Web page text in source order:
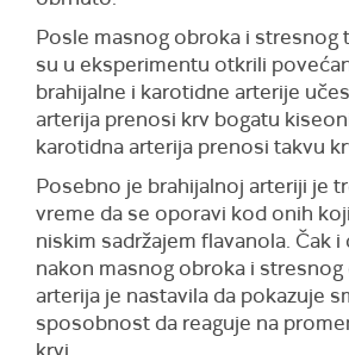
Posle masnog obroka i stresnog
su u eksperimentu otkrili
brahijalne i karotidne arterije
arterija prenosi krv bogatu
karotidna arterija prenosi takvu
Posebno je brahijalnoj arteriji je
vreme da se oporavi kod onih
niskim sadržajem flavanola. Čak
nakon masnog obroka i stresnog
arterija je nastavila da pokazuje
sposobnost da reaguje na